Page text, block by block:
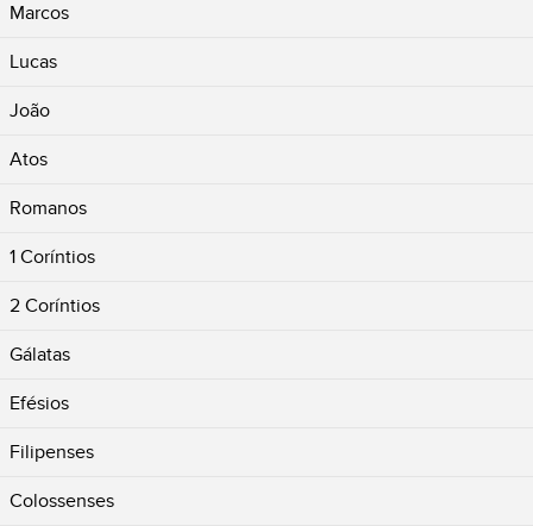
Marcos
Lucas
João
Atos
Romanos
1 Coríntios
2 Coríntios
Gálatas
Efésios
Filipenses
Colossenses